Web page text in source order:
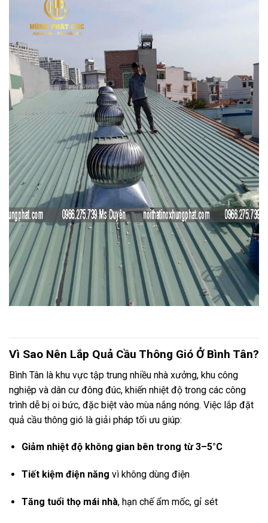
Vì Sao Nên Lắp Quả Cầu Thông Gió Ở Bình Tân?
Bình Tân là khu vực tập trung nhiều nhà xưởng, khu công
nghiệp và dân cư đông đúc, khiến nhiệt độ trong các công
trình dễ bị oi bức, đặc biệt vào mùa nắng nóng. Việc lắp đặt
quả cầu thông gió là giải pháp tối ưu giúp:
Giảm nhiệt độ không gian bên trong từ 3–5°C
Tiết kiệm điện năng vì không dùng điện
Tăng tuổi thọ mái nhà, hạn chế ẩm mốc, gỉ sét